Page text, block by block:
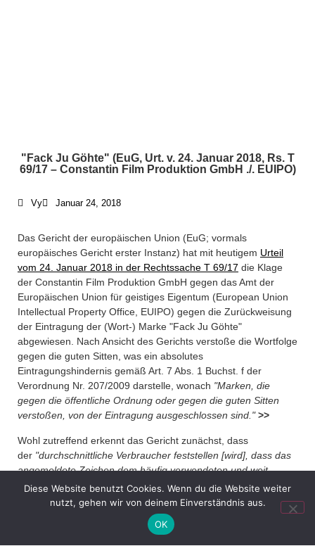
"Fack Ju Göhte" (EuG, Urt. v. 24. Januar 2018, Rs. T
69/17 – Constantin Film Produktion GmbH ./. EUIPO)
Vy Januar 24, 2018
Das Gericht der europäischen Union (EuG; vormals
europäisches Gericht erster Instanz) hat mit heutigem Urteil
vom 24. Januar 2018 in der Rechtssache T 69/17 die Klage
der Constantin Film Produktion GmbH gegen das Amt der
Europäischen Union für geistiges Eigentum (European Union
Intellectual Property Office, EUIPO) gegen die Zurückweisung
der Eintragung der (Wort-) Marke "Fack Ju Göhte"
abgewiesen. Nach Ansicht des Gerichts verstoße die Wortfolge
gegen die guten Sitten, was ein absolutes
Eintragungshindernis gemäß Art. 7 Abs. 1 Buchst. f der
Verordnung Nr. 207/2009 darstelle, wonach "Marken, die
gegen die öffentliche Ordnung oder gegen die guten Sitten
verstoßen, von der Eintragung ausgeschlossen sind.">>
Wohl zutreffend erkennt das Gericht zunächst, dass
der "durchschnittliche Verbraucher feststellen [wird], dass das
angemeldete Zeichen dem häufig verwendeten und weit
verbreiteten englischen Ausdruck „fuck you" ähnlich ist, dem
die Klägerin den Bestandteil „Göhte" hinzugefügt hat, der dem
Familiennamen des Schriftstellers und Dichters Johann
Wolfgang von Goethe ähnlich ist."
Diese Website benutzt Cookies. Wenn du die Website weiter
nutzt, gehen wir von deinem Einverständnis aus.
OK